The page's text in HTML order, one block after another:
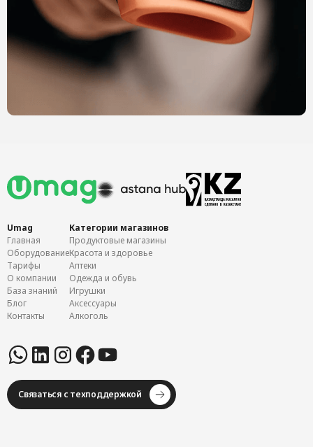
Umag
Главная
Оборудование
Тарифы
О компании
База знаний
Блог
Контакты
Категории магазинов
Продуктовые магазины
Красота и здоровье
Аптеки
Одежда и обувь
Игрушки
Аксессуары
Алкоголь
Связаться с техподдержкой